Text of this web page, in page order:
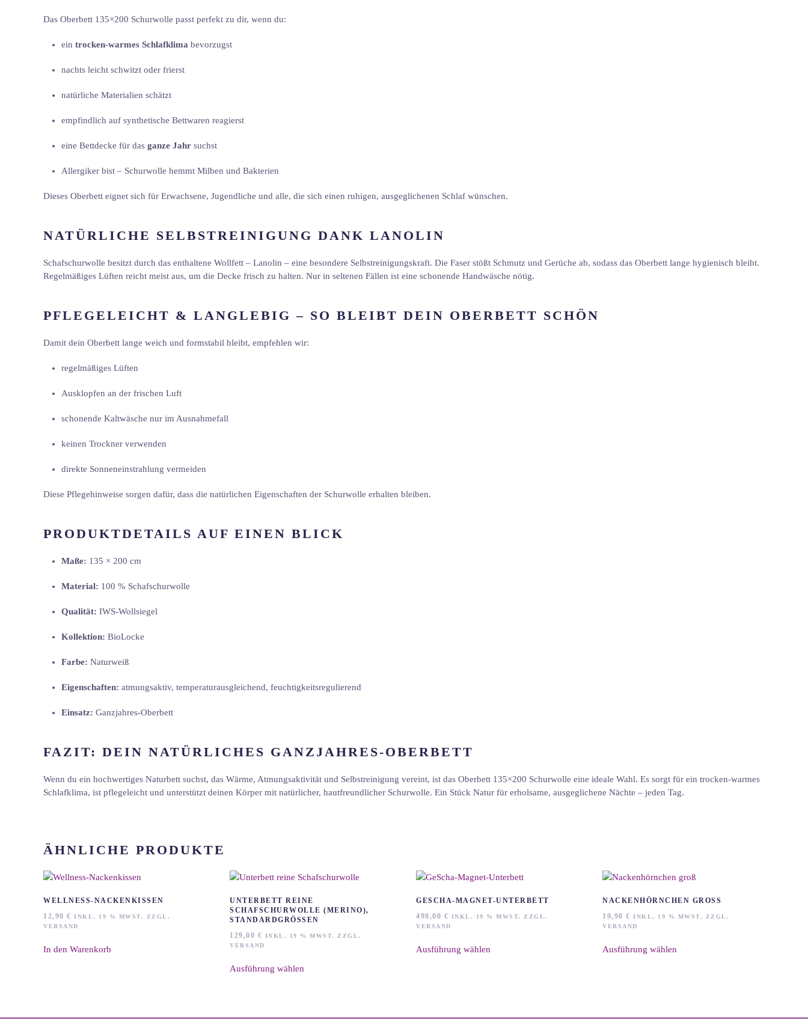
Das Oberbett 135×200 Schurwolle passt perfekt zu dir, wenn du:
ein trocken-warmes Schlafklima bevorzugst
nachts leicht schwitzt oder frierst
natürliche Materialien schätzt
empfindlich auf synthetische Bettwaren reagierst
eine Bettdecke für das ganze Jahr suchst
Allergiker bist – Schurwolle hemmt Milben und Bakterien
Dieses Oberbett eignet sich für Erwachsene, Jugendliche und alle, die sich einen ruhigen, ausgeglichenen Schlaf wünschen.
NATÜRLICHE SELBSTREINIGUNG DANK LANOLIN
Schafschurwolle besitzt durch das enthaltene Wollfett – Lanolin – eine besondere Selbstreinigungskraft. Die Faser stößt Schmutz und Gerüche ab, sodass das Oberbett lange hygienisch bleibt.
Regelmäßiges Lüften reicht meist aus, um die Decke frisch zu halten. Nur in seltenen Fällen ist eine schonende Handwäsche nötig.
PFLEGELEICHT & LANGLEBIG – SO BLEIBT DEIN OBERBETT SCHÖN
Damit dein Oberbett lange weich und formstabil bleibt, empfehlen wir:
regelmäßiges Lüften
Ausklopfen an der frischen Luft
schonende Kaltwäsche nur im Ausnahmefall
keinen Trockner verwenden
direkte Sonneneinstrahlung vermeiden
Diese Pflegehinweise sorgen dafür, dass die natürlichen Eigenschaften der Schurwolle erhalten bleiben.
PRODUKTDETAILS AUF EINEN BLICK
Maße: 135 × 200 cm
Material: 100 % Schafschurwolle
Qualität: IWS-Wollsiegel
Kollektion: BioLocke
Farbe: Naturweiß
Eigenschaften: atmungsaktiv, temperaturausgleichend, feuchtigkeitsregulierend
Einsatz: Ganzjahres-Oberbett
FAZIT: DEIN NATÜRLICHES GANZJAHRES-OBERBETT
Wenn du ein hochwertiges Naturbett suchst, das Wärme, Atmungsaktivität und Selbstreinigung vereint, ist das Oberbett 135×200 Schurwolle eine ideale Wahl. Es sorgt für ein trocken-warmes
Schlafklima, ist pflegeleicht und unterstützt deinen Körper mit natürlicher, hautfreundlicher Schurwolle. Ein Stück Natur für erholsame, ausgeglichene Nächte – jeden Tag.
ÄHNLICHE PRODUKTE
WELLNESS-NACKENKISSEN
12,90 € INKL. 19 % MWST. ZZGL.
VERSAND
In den Warenkorb
UNTERBETT REINE
SCHAFSCHURWOLLE (MERINO),
STANDARDGRÖSSEN
129,00 € INKL. 19 % MWST. ZZGL.
VERSAND
Ausführung wählen
GESCHA-MAGNET-UNTERBETT
498,00 € INKL. 19 % MWST. ZZGL.
VERSAND
Ausführung wählen
Die
NACKENHÖRNCHEN GROSS
19,90 € INKL. 19 % MWST. ZZGL.
VERSAND
Ausführung wählen
Die